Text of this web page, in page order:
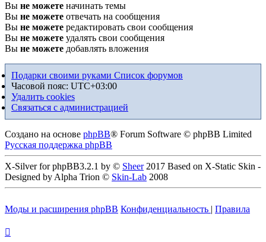
Вы не можете начинать темы
Вы не можете отвечать на сообщения
Вы не можете редактировать свои сообщения
Вы не можете удалять свои сообщения
Вы не можете добавлять вложения
Подарки своими руками Список форумов
Часовой пояс: UTC+03:00
Удалить cookies
Связаться с администрацией
Создано на основе phpBB® Forum Software © phpBB Limited
Русская поддержка phpBB
X-Silver for phpBB3.2.1 by © Sheer2017 Based on X-Static Skin -
Designed by Alpha Trion © Skin-Lab 2008
Моды и расширения phpBB Конфиденциальность | Правила